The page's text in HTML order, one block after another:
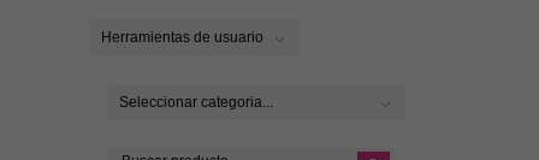
Herramientas de usuario
Seleccionar categoria...